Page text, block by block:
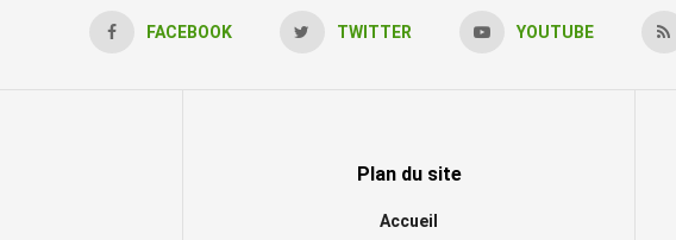
FACEBOOK TWITTER YOUTUBE
Plan du site
Accueil